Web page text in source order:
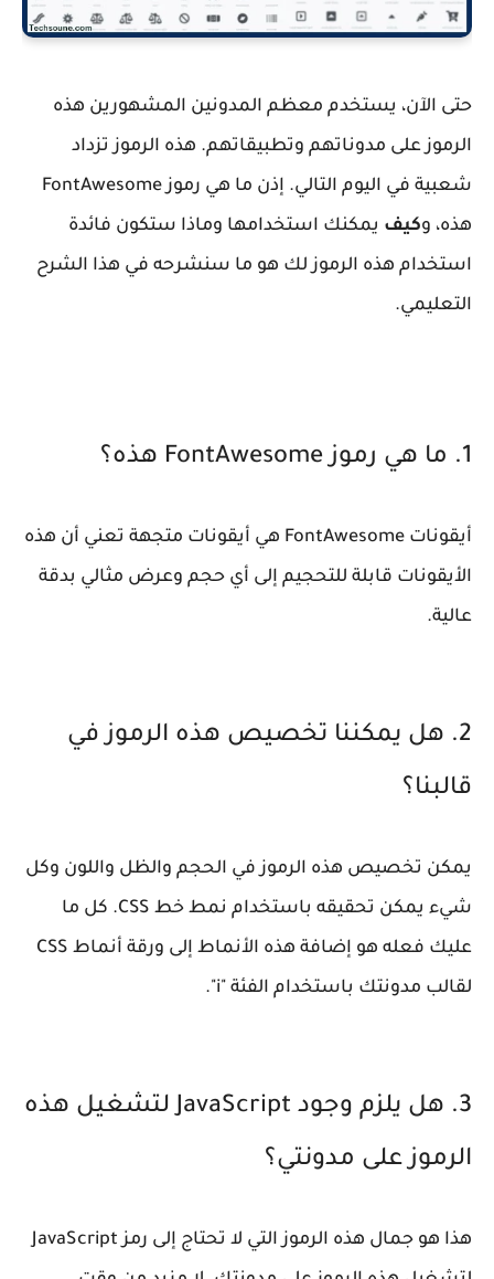
حتى الآن، يستخدم معظم المدونين المشهورين هذه
الرموز على مدوناتهم وتطبيقاتهم. هذه الرموز تزداد
شعبية في اليوم التالي. إذن ما هي رموز FontAwesome
هذه، وكيف يمكنك استخدامها وماذا ستكون فائدة
استخدام هذه الرموز لك هو ما سنشرحه في هذا الشرح
التعليمي.
1. ما هي رموز FontAwesome هذه؟
أيقونات FontAwesome هي أيقونات متجهة تعني أن هذه
الأيقونات قابلة للتحجيم إلى أي حجم وعرض مثالي بدقة
عالية.
2. هل يمكننا تخصيص هذه الرموز في
قالبنا؟
يمكن تخصيص هذه الرموز في الحجم والظل واللون وكل
شيء يمكن تحقيقه باستخدام نمط خط CSS. كل ما
عليك فعله هو إضافة هذه الأنماط إلى ورقة أنماط CSS
لقالب مدونتك باستخدام الفئة "i".
3. هل يلزم وجود JavaScript لتشغيل هذه
الرموز على مدونتي؟
هذا هو جمال هذه الرموز التي لا تحتاج إلى رمز JavaScript